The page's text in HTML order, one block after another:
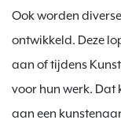
Ook worden
ontwikkeld. Deze
aan of tijdens
voor hun werk. Dat
aan een